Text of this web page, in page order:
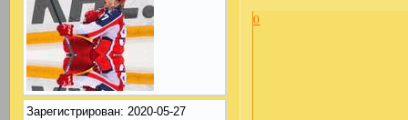
Зарегистрирован: 2020-05-27
0